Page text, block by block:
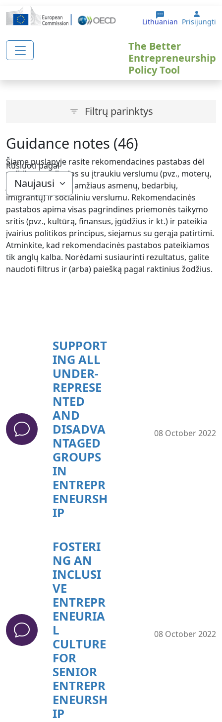
Pereiti į pagrindinį turinį
Lithuanian User
Prisijungti
The Better
Entrepreneurship
Policy Tool
Filtrų parinktys
Rūšiuoti pagal
Guidance notes (46)
Šiame puslapyje rasite rekomendacines pastabas dėl
politikos, susijusios su įtraukiu verslumu (pvz., moterų,
jaunimo, vyresnio amžiaus asmenų, bedarbių,
imigrantų) ir socialiniu verslumu. Rekomendacinės
pastabos apima visas pagrindines priemonės taikymo
sritis (pvz., kultūrą, finansus, įgūdžius ir kt.) ir pateikia
įvairius politikos principus, siejamus su gerąja patirtimi.
Atminkite, kad rekomendacinės pastabos pateikiamos
tik anglų kalba. Norėdami susiaurinti rezultatus, galite
naudoti filtrus ir (arba) paiešką pagal raktinius žodžius.
SUPPORT
ING ALL
UNDER-
REPRESE
NTED
AND
DISADVA
NTAGED
GROUPS
IN
ENTREPR
ENEURSH
IP
08 October 2022
FOSTERI
NG AN
INCLUSI
VE
ENTREPR
ENEURIA
L
CULTURE
FOR
SENIOR
ENTREPR
ENEURSH
IP
08 October 2022